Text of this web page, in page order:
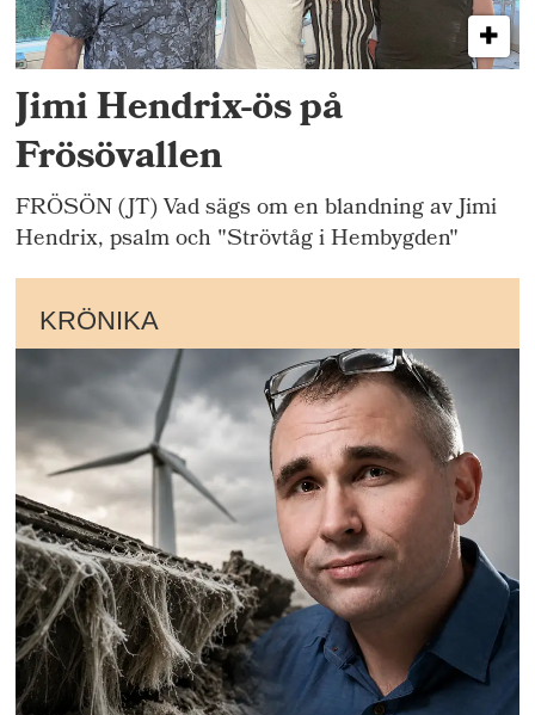
Jimi Hendrix-ös på
Frösövallen
FRÖSÖN (JT) Vad sägs om en blandning av Jimi
Hendrix, psalm och "Strövtåg i Hembygden"
KRÖNIKA